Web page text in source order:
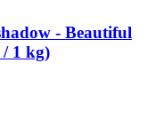
- Beautiful
/ 1 kg)